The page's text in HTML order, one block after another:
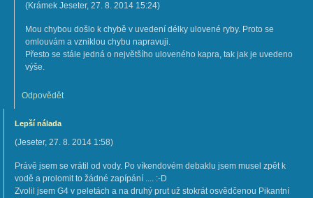
(Krámek Jeseter, 27. 8. 2014 15:24)
Mou chybou došlo k chybě v uvedení délky ulovené ryby. Proto se
omlouvám a vzniklou chybu napravuji.
Přesto se stále jedná o největšího uloveného kapra, tak jak je uvedeno
výše.
Odpovědět
Lepší nálada
(Jeseter, 27. 8. 2014 1:58)
Právě jsem se vrátil od vody. Po víkendovém debaklu jsem musel zpět k
vodě a prolomit to žádné zapípání .... :-D
Zvolil jsem G4 v peletách a na druhý prut už stokrát osvědčenou Pikantní